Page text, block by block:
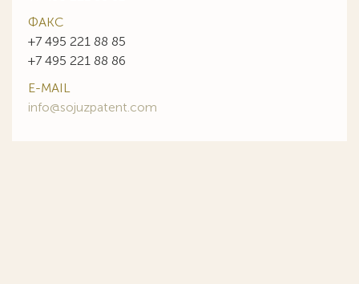
ФАКС
+7 495 221 88 85
+7 495 221 88 86
E-MAIL
info@sojuzpatent.com